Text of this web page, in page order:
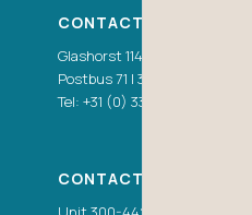
CONTACT NEDERLAND
Glashorst 114 | 3925 BV
Postbus 71 | 3925 ZH
Tel: +31 (0) 33 277 86 00
CONTACT CANADA